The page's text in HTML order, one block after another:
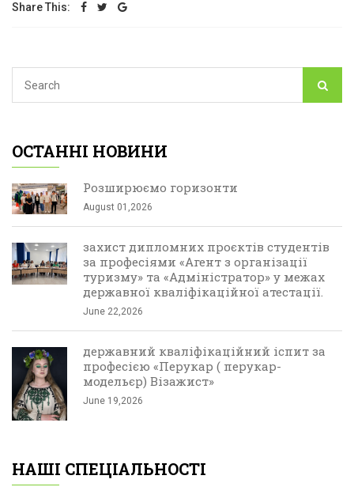
Share This:
ОСТАННІ НОВИНИ
Розширюємо горизонти
August 01,2026
захист дипломних проєктів студентів
за професіями «Агент з організації
туризму» та «Адміністратор» у межах
державної кваліфікаційної атестації.
June 22,2026
державний кваліфікаційний іспит за
професією «Перукар ( перукар-
модельєр) Візажист»
June 19,2026
НАШІ СПЕЦІАЛЬНОСТІ